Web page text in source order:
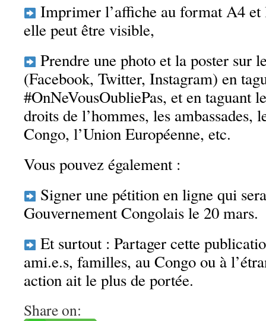
Imprimer l’affiche au format A4 et
elle peut être visible,
Prendre une photo et la poster sur
(Facebook, Twitter, Instagram) en
#OnNeVousOubliePas, et en taguant
droits de l’hommes, les ambassades,
Congo, l’Union Européenne, etc.
Vous pouvez également :
Signer une pétition en ligne qui
Gouvernement Congolais le 20 mars.
Et surtout : Partager cette
ami.e.s, familles, au Congo ou à
action ait le plus de portée.
Share on: